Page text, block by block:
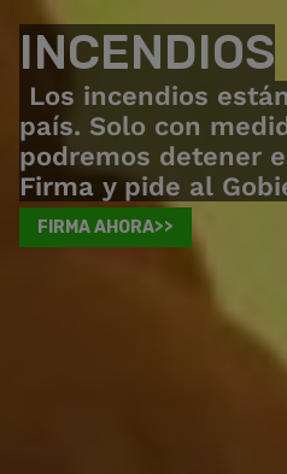
INCENDIOS
Los incendios
país. Solo con
podremos detener
Firma y pide al
FIRMA AHORA>>